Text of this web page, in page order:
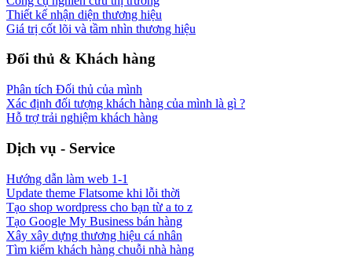
Thiết kế nhận diện thương hiệu
Giá trị cốt lõi và tầm nhìn thương hiệu
Đối thủ & Khách hàng
Phân tích Đối thủ của mình
Xác định đối tượng khách hàng của mình là gì ?
Hỗ trợ trải nghiệm khách hàng
Dịch vụ - Service
Hướng dẫn làm web 1-1
Update theme Flatsome khi lỗi thời
Tạo shop wordpress cho bạn từ a to z
Tạo Google My Business bán hàng
Xây xây dựng thương hiệu cá nhân
Tìm kiếm khách hàng chuỗi nhà hàng